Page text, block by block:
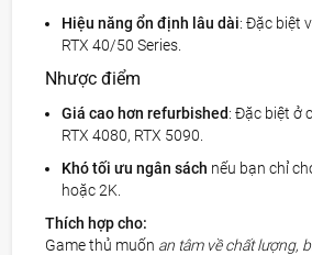
Hiệu năng ổn định lâu dài: Đặc biệt
RTX 40/50 Series.
Nhược điểm
Giá cao hơn refurbished: Đặc biệt ở
RTX 4080, RTX 5090.
Khó tối ưu ngân sách nếu bạn chỉ
hoặc 2K.
Thích hợp cho:
Game thủ muốn an tâm về chất lượng,